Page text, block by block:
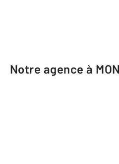
Notre agence à